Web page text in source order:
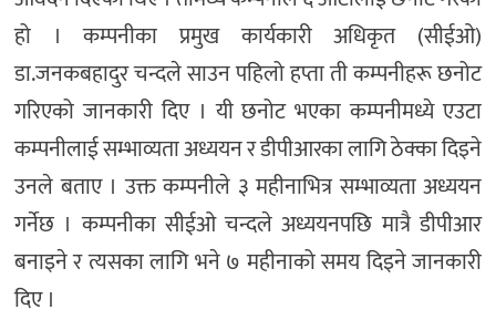
हो । कम्पनीका प्रमुख कार्यकारी अधिकृत (सीईओ)
डा.जनकबहादुर चन्दले साउन पहिलो हप्ता ती कम्पनीहरू छनोट
गरिएको जानकारी दिए । यी छनोट भएका कम्पनीमध्ये एउटा
कम्पनीलाई सम्भाव्यता अध्ययन र डीपीआरका लागि ठेक्का दिइने
उनले बताए । उक्त कम्पनीले ३ महीनाभित्र सम्भाव्यता अध्ययन
गर्नेछ । कम्पनीका सीईओ चन्दले अध्ययनपछि मात्रै डीपीआर
बनाइने र त्यसका लागि भने ७ महीनाको समय दिइने जानकारी
दिए ।